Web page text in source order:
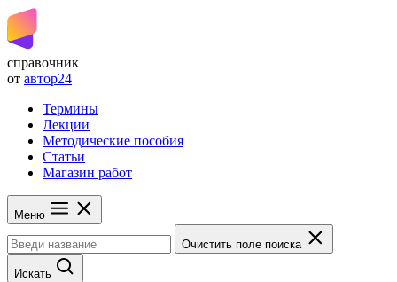
справочник
от автор24
Термины
Лекции
Методические пособия
Статьи
Магазин работ
Меню
Очистить поле поиска
Искать